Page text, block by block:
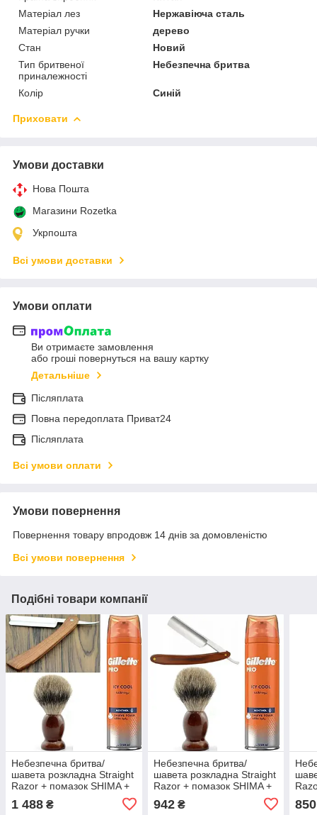
Матеріал лез
Нержавіюча сталь
Матеріал ручки
дерево
Стан
Новий
Тип бритвеної
приналежності
Небезпечна бритва
Колір Синій
Приховати
Умови доставки
Нова Пошта
Магазини Rozetka
Укрпошта
Всі умови доставки
Умови оплати
Ви отримаєте замовлення
або гроші повернуться на вашу картку
Детальніше
Післяплата
Повна передоплата Приват24
Післяплата
Всі умови оплати
Умови повернення
Повернення товару впродовж 14 днів за домовленістю
Всі умови повернення
Подібні товари компанії
Небезпечна бритва/
шавета розкладна Straight
Razor + помазок SHIMA +
Pro Icy Cool з ментолом
1 488 ₴
Небезпечна бритва/
шавета розкладна Straight
Razor + помазок SHIMA +
Pro Icy Cool з ментолом
942₴
Pro
850